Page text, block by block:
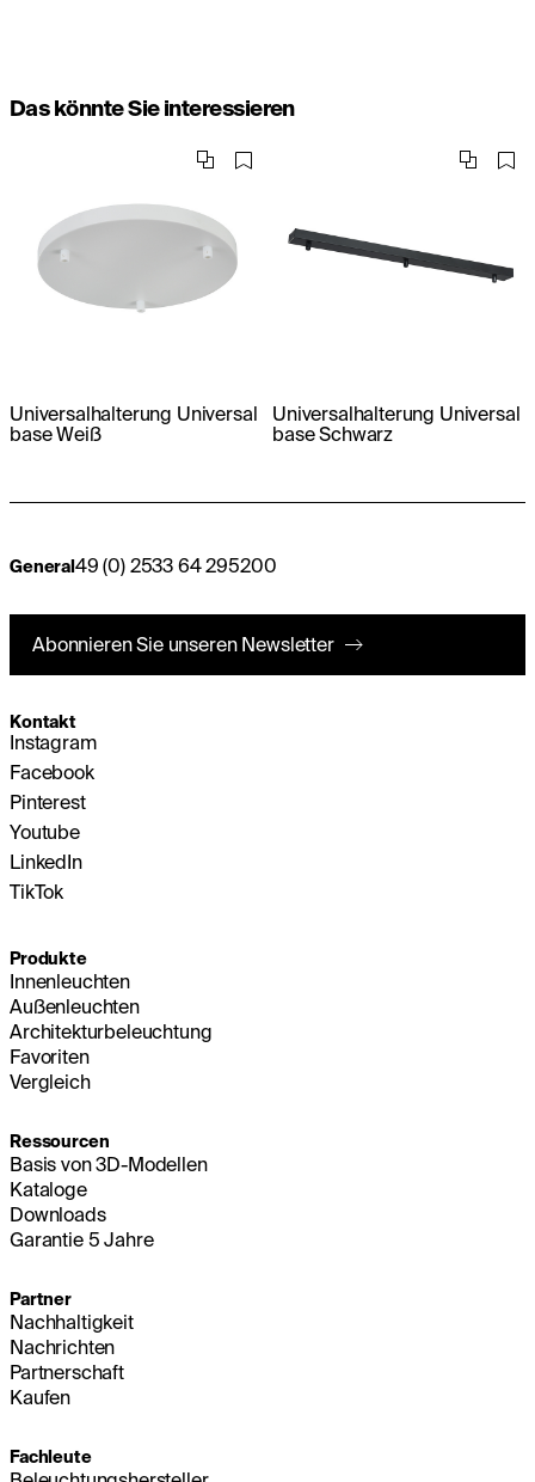
Das könnte Sie interessieren
Universalhalterung Universal
base Weiß
Universalhalterung Universal
base Schwarz
General49 (0) 2533 64 295200
Abonnieren Sie unseren Newsletter
Kontakt
Instagram
Facebook
Pinterest
Youtube
LinkedIn
TikTok
Produkte
Innenleuchten
Außenleuchten
Architekturbeleuchtung
Favoriten
Vergleich
Ressourcen
Basis von 3D-Modellen
Kataloge
Downloads
Garantie 5 Jahre
Partner
Nachhaltigkeit
Nachrichten
Partnerschaft
Kaufen
Fachleute